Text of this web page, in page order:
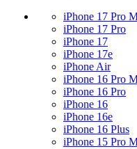
iPhone 17 Pro
iPhone 17 Pro
iPhone 17
iPhone 17e
iPhone Air
iPhone 16 Pro
iPhone 16 Pro
iPhone 16
iPhone 16e
iPhone 16 Plus
iPhone 15 Pro